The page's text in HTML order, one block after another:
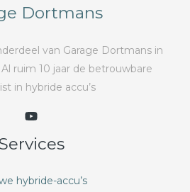
Dortmans
van Garage Dortmans in
ruim 10 jaar de betrouwbare
in hybride accu’s
hybride-accu’s